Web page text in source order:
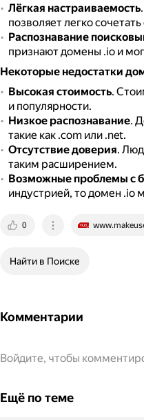
Лёгкая настраиваемость.
позволяет легко
Распознавание
признают домены .io и
Некоторые недостатки
Высокая стоимость.
и популярности.
Низкое распознавание.
такие как .com или .net.
Отсутствие доверия.
таким расширением.
Возможные проблемы с
индустрией, то домен .io
0
Найти в Поиске
Комментарии
Войдите, чтобы
Ещё по теме